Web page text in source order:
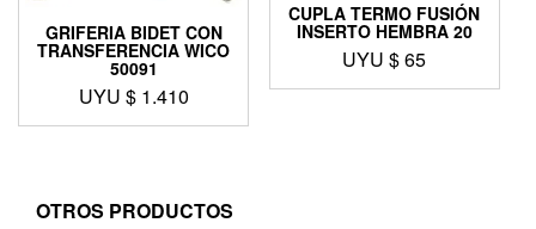
GRIFERIA BIDET CON
TRANSFERENCIA WICO
50091
UYU $ 1.410
CUPLA TERMO FUSIÓN
INSERTO HEMBRA 20
UYU $65
OTROS PRODUCTOS